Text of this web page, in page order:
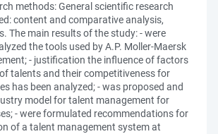
methods: General scientific research
content and comparative analysis,
The main results of the study: - were
the tools used by A.P. Moller-Maersk
- justification the influence of factors
talents and their competitiveness for
has been analyzed; - was proposed and
model for talent management for
- were formulated recommendations for
of a talent management system at